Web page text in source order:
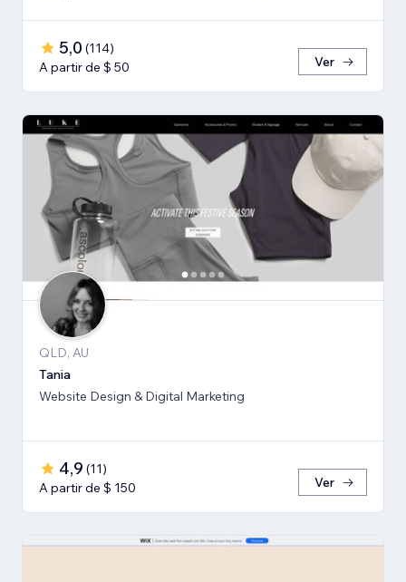
5,0 (114)
A partir de $ 50
Ver
QLD, AU
Tania
Website Design & Digital Marketing
4,9 (11)
A partir de $ 150
Ver